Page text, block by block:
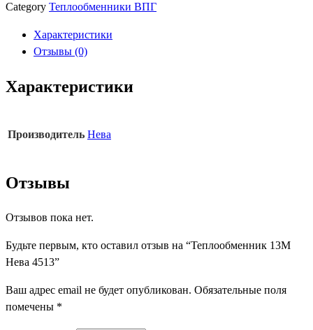
Теплообменник
Нева
4513
Category Теплообменники ВПГ
Характеристики
Отзывы (0)
Характеристики
Производитель Нева
Отзывы
Отзывов пока нет.
Будьте первым, кто оставил отзыв на “Теплообменник 13M
Нева 4513”
Ваш адрес email не будет опубликован. Обязательные поля
помечены *